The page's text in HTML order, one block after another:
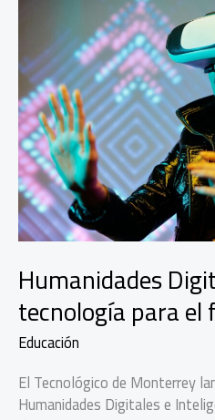
Humanidades
tecnología para
Educación
El Tecnológico de Monterrey
Humanidades Digitales e